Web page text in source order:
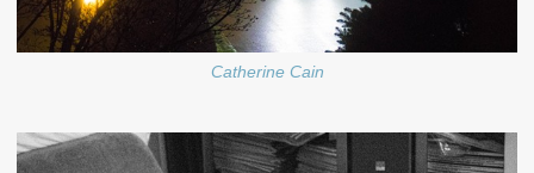
Catherine Cain